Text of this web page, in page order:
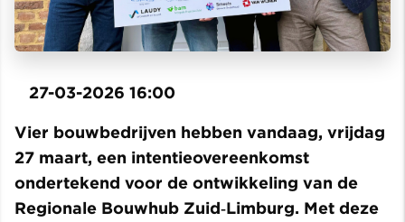
27-03-2026 16:00
Vier bouwbedrijven hebben vandaag, vrijdag
27 maart, een intentieovereenkomst
ondertekend voor de ontwikkeling van de
Regionale Bouwhub Zuid‑Limburg. Met deze